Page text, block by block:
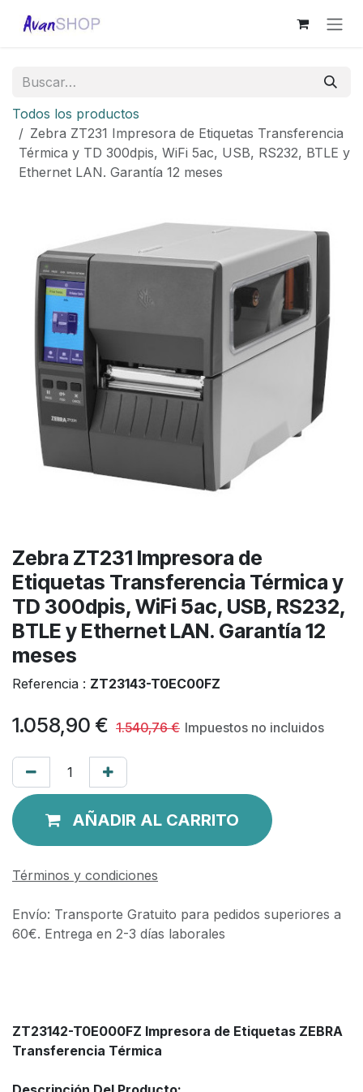
Todos los productos
Zebra ZT231 Impresora de Etiquetas Transferencia
Térmica y TD 300dpis, WiFi 5ac, USB, RS232, BTLE y
Ethernet LAN. Garantía 12 meses
Zebra ZT231 Impresora de
Etiquetas Transferencia Térmica y
TD 300dpis, WiFi 5ac, USB, RS232,
BTLE y Ethernet LAN. Garantía 12
meses
Referencia : ZT23143-T0EC00FZ
1.058,90 € 1.540,76€ Impuestos no incluidos
AÑADIR AL CARRITO
Términos y condiciones
Envío: Transporte Gratuito para pedidos superiores a
60€. Entrega en 2-3 días laborales
ZT23142-T0E000FZ Impresora de Etiquetas ZEBRA
Transferencia Térmica